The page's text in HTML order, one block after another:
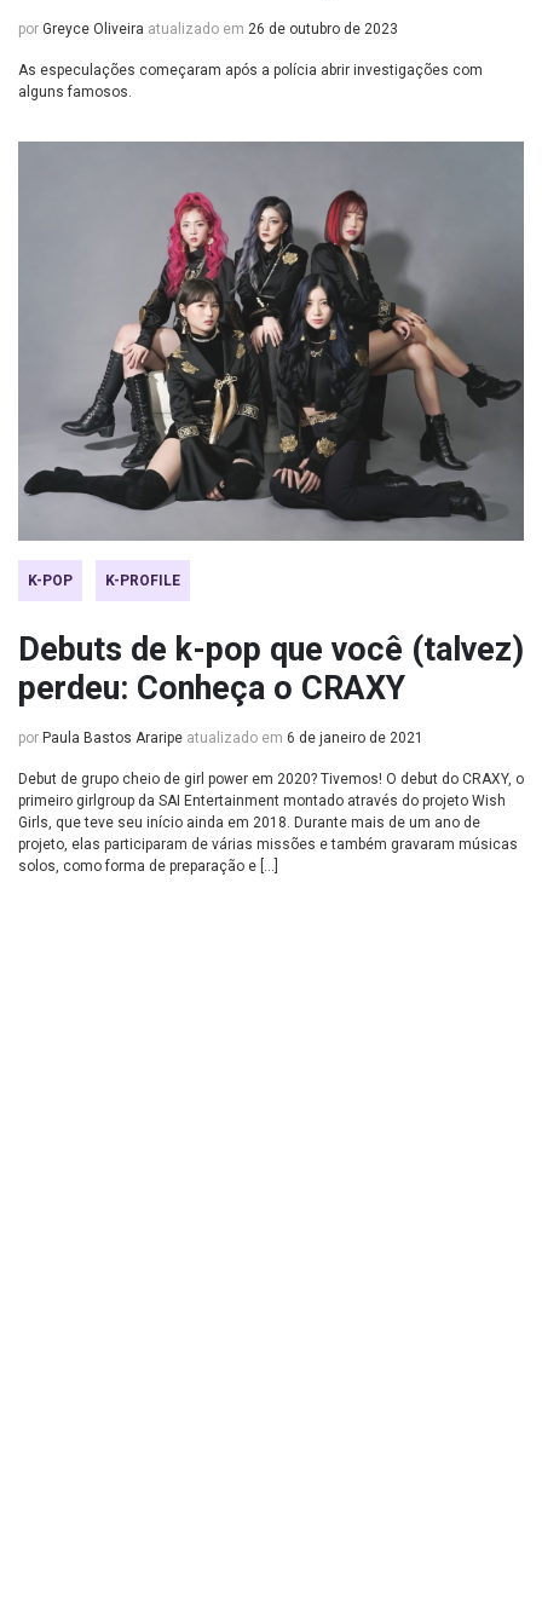
por Greyce Oliveira atualizado em 26 de outubro de 2023
As especulações começaram após a polícia abrir investigações com
alguns famosos.
K-POP K-PROFILE
Debuts de k-pop que você (talvez)
perdeu: Conheça o CRAXY
por Paula Bastos Araripe atualizado em 6 de janeiro de 2021
Debut de grupo cheio de girl power em 2020? Tivemos! O debut do CRAXY, o
primeiro girlgroup da SAI Entertainment montado através do projeto Wish
Girls, que teve seu início ainda em 2018. Durante mais de um ano de
projeto, elas participaram de várias missões e também gravaram músicas
solos, como forma de preparação e […]